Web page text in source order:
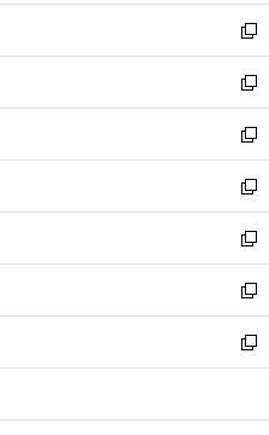
く
ウ
で
開
く
ン
ド
ウ
で
開
く
ウ
ィ
ン
ド
ウ
で
開
く
し
い
ウ
ィ
ン
ド
ウ
で
開
く
新
し
い
ウ
ィ
ン
ド
ウ
で
開
く
新
し
い
ウ
ィ
ン
ド
ウ
で
開
く
新
し
い
ウ
ィ
ン
ド
ウ
で
開
新
し
い
ウ
ィ
ン
ド
ウ
開
新
し
い
ウ
ィ
ン
ウ
新
し
い
ウ
ン
新
し
ウ